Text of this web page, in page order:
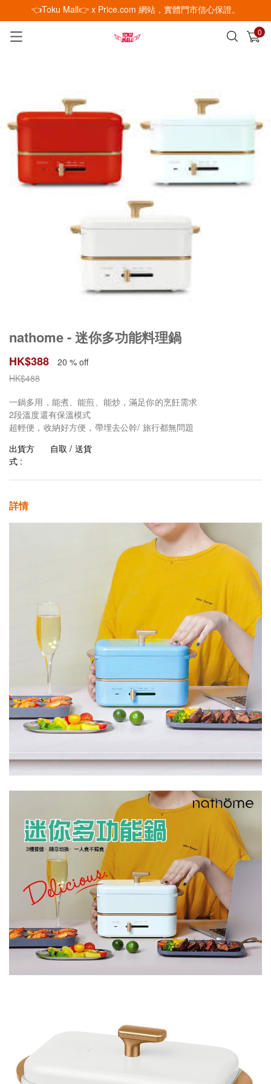
👈Toku Mall👉 x Price.com 網站，實體門市信心保證。
0
已加入購物車 查看
nathome - 迷你多功能料理鍋
HK$388
20 % off
HK$488
一鍋多用，能煮、能煎、能炒，滿足你的烹飪需求
2段溫度還有保溫模式
超輕便，收納好方便，帶埋去公幹/ 旅行都無問題
出貨方
式 :
自取 / 送貨
詳情